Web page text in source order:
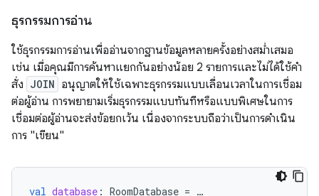
ธุรกรรมการอ่าน
ใช้ธุรกรรมการอ่านเพื่ออ่านจากฐานข้อมูลหลายครั้งอย่างสม่ำเสมอ
เช่น เมื่อคุณมีการค้นหาแยกกันอย่างน้อย 2 รายการและไม่ได้ใช้คํา
สั่ง JOIN อนุญาตให้ใช้เฉพาะธุรกรรมแบบเลื่อนเวลาในการเชื่อม
ต่อผู้อ่าน การพยายามเริ่มธุรกรรมแบบทันทีหรือแบบพิเศษในการ
เชื่อมต่อผู้อ่านจะส่งข้อยกเว้น เนื่องจากระบบถือว่าเป็นการดำเนิน
การ "เขียน"
val database : RoomDatabase = …